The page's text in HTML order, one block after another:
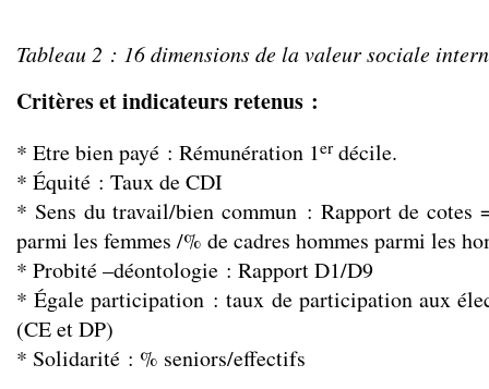
Tableau 2 : 16 dimensions de la valeur sociale
Critères et indicateurs retenus :
* Etre bien payé : Rémunération 1er décile.
* Équité : Taux de CDI
* Sens du travail/bien commun : Rapport de cotes
parmi les femmes /% de cadres hommes parmi les
* Probité –déontologie : Rapport D1/D9
* Égale participation : taux de participation aux
(CE et DP)
* Solidarité : % seniors/effectifs